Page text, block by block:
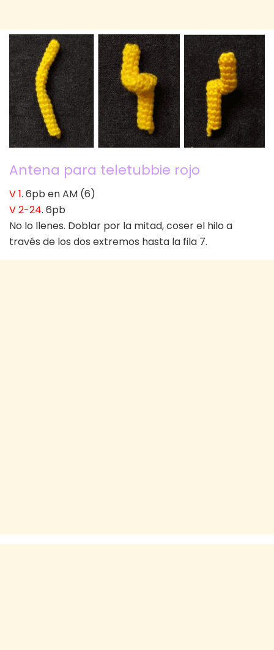
Antena para teletubbie rojo
V 1. 6pb en AM (6)
V 2-24. 6pb
No lo llenes. Doblar por la mitad, coser el hilo a
través de los dos extremos hasta la fila 7.